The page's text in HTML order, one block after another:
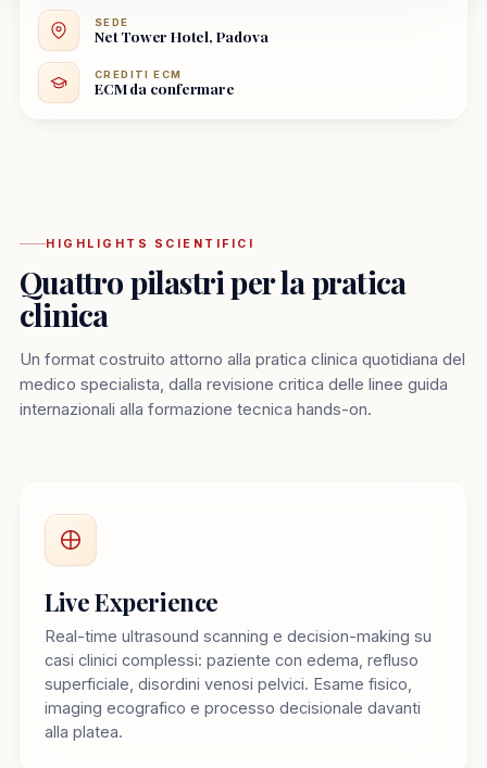
SEDE
Net Tower Hotel, Padova
CREDITI ECM
ECM da confermare
HIGHLIGHTS SCIENTIFICI
Quattro pilastri per la pratica
clinica
Un format costruito attorno alla pratica clinica quotidiana del
medico specialista, dalla revisione critica delle linee guida
internazionali alla formazione tecnica hands-on.
Live Experience
Real-time ultrasound scanning e decision-making su
casi clinici complessi: paziente con edema, refluso
superficiale, disordini venosi pelvici. Esame fisico,
imaging ecografico e processo decisionale davanti
alla platea.